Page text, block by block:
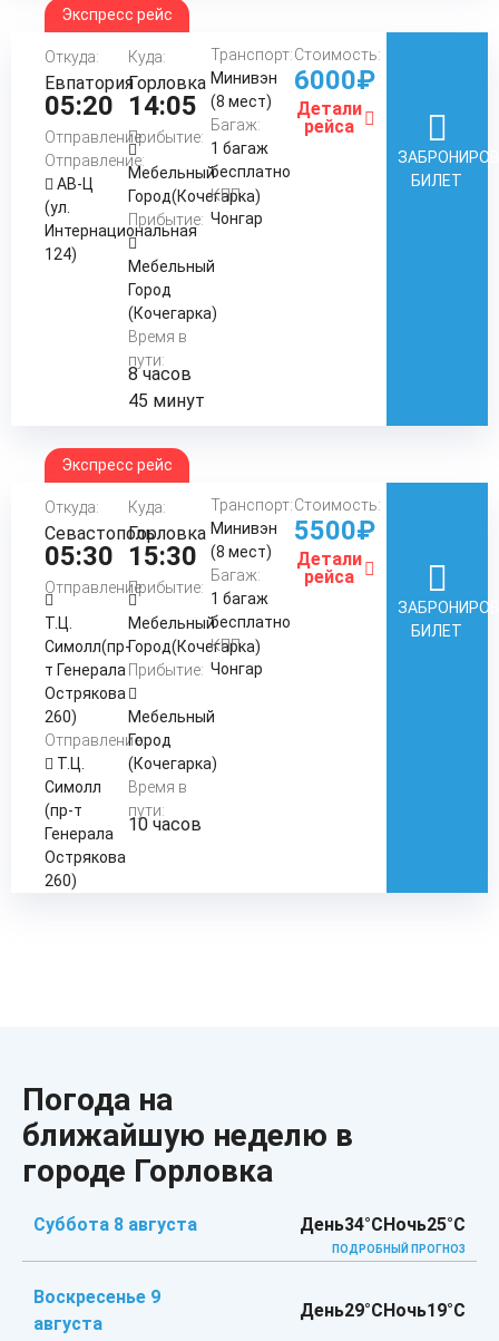
Экспресс рейс
Откуда:
Евпатория
05:20
Отправление:
Отправление:
АВ-Ц
(ул.
Интернациональная
124)
Куда:
Горловка
14:05
Прибытие:
Мебельный
Город(Кочегарка)
Прибытие:
Мебельный
Город
(Кочегарка)
Время в
пути:
8 часов
45 минут
Транспорт:
Минивэн
(8 мест)
Багаж:
1 багаж
бесплатно
КПП:
Чонгар
Стоимость:
6000₽
Детали
рейса
БИЛЕТ
Экспресс рейс
Откуда:
Севастополь
05:30
Отправление:
Т.Ц.
Симолл(пр-
т Генерала
Острякова
260)
Отправление:
Т.Ц.
Симолл
(пр-т
Генерала
Острякова
260)
Куда:
Горловка
15:30
Прибытие:
Мебельный
Город(Кочегарка)
Прибытие:
Мебельный
Город
(Кочегарка)
Время в
пути:
10 часов
Транспорт:
Минивэн
(8 мест)
Багаж:
1 багаж
бесплатно
КПП:
Чонгар
Стоимость:
5500₽
Детали
рейса
БИЛЕТ
Погода на
ближайшую неделю в
городе Горловка
Суббота 8 августа День34°C Ночь25°C
ПОДРОБНЫЙ ПРОГНОЗ
Воскресенье 9
августа
День29°C Ночь19°C